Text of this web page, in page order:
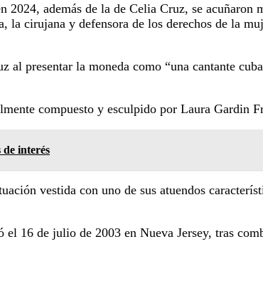
2024, además de la de Celia Cruz, se
cirujana y defensora de los derechos de la
presentar la moneda como “una cantante
compuesto y esculpido por Laura Gardin
de interés
vestida con uno de sus atuendos
16 de julio de 2003 en Nueva Jersey, tras